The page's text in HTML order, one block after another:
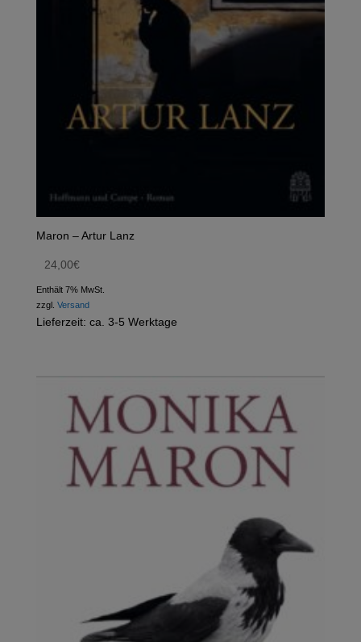
Maron – Artur Lanz
24,00€
Enthält 7% MwSt.
zzgl. Versand
Lieferzeit: ca. 3-5 Werktage